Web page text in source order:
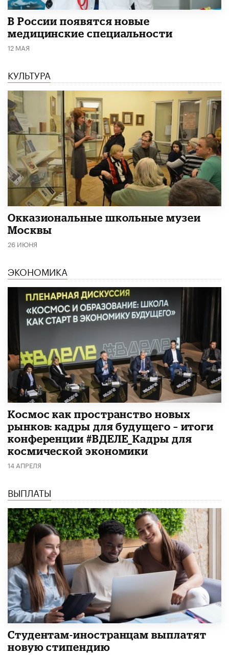
В России появятся новые
медицинские специальности
12 МАЯ
КУЛЬТУРА
​Окказиональные школьные музеи
Москвы
26 ИЮНЯ
ЭКОНОМИКА
Космос как пространство новых
рынков: кадры для будущего – итоги
конференции #ВДЕЛЕ_Кадры для
космической экономики
14 АПРЕЛЯ
ВЫПЛАТЫ
Студентам-иностранцам выплатят
новую стипендию